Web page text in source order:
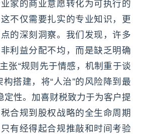
家的商业意愿转化为可执行的
不仅需要扎实的专业知识，更
的深刻洞察。我们发现，许多
利益分配不均，而是缺乏明确
张“规则先于情感，机制重于谈
搭建，将“人治”的风险降到最
定性。加喜财税致力于为客户提
合规到股权战略的全生命周期
有经得起合规推敲和时间考验